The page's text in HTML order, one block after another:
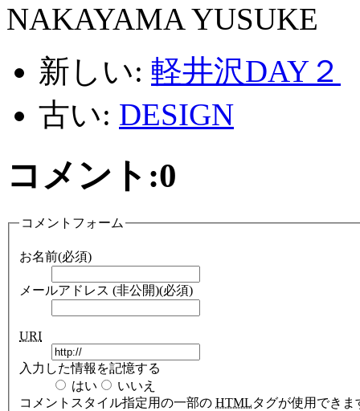
NAKAYAMA YUSUKE
新しい: 軽井沢DAY２
古い: DESIGN
コメント:0
コメントフォーム
お名前(必須)
メールアドレス (非公開)(必須)
URI
入力した情報を記憶する
はい
いいえ
コメント スタイル指定用の一部の HTMLタグが使用できま